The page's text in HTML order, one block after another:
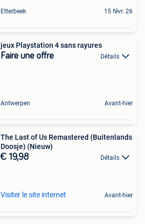
Etterbeek 15 févr. 26
jeux Playstation 4 sans rayures
Faire une offre Détails
Antwerpen Avant-hier
The Last of Us Remastered (Buitenlands
Doosje) (Nieuw)
€ 19,98 Détails
Visiter le site internet Avant-hier